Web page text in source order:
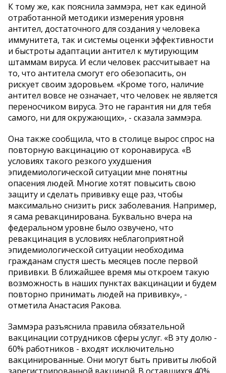
К тому же, как пояснила заммэра, нет как единой
отработанной методики измерения уровня
антител, достаточного для создания у человека
иммунитета, так и системы оценки эффективности
и быстроты адаптации антител к мутирующим
штаммам вируса. И если человек рассчитывает на
то, что антитела смогут его обезопасить, он
рискует своим здоровьем. «Кроме того, наличие
антител вовсе не означает, что человек не является
переносчиком вируса. Это не гарантия ни для тебя
самого, ни для окружающих», - сказала заммэра.
Она также сообщила, что в столице вырос спрос на
повторную вакцинацию от коронавируса. «В
условиях такого резкого ухудшения
эпидемиологической ситуации мне понятны
опасения людей. Многие хотят повысить свою
защиту и сделать прививку еще раз, чтобы
максимально снизить риск заболевания. Например,
я сама ревакцинирована. Буквально вчера на
федеральном уровне было озвучено, что
ревакцинация в условиях неблагоприятной
эпидемиологической ситуации необходима
гражданам спустя шесть месяцев после первой
прививки. В ближайшее время мы откроем такую
возможность в наших пунктах вакцинации и будем
повторно принимать людей на прививку», -
отметила Анастасия Ракова.
Заммэра разъяснила правила обязательной
вакцинации сотрудников сферы услуг. «В эту долю -
60% работников - входят исключительно
вакцинированные. Они могут быть привиты любой